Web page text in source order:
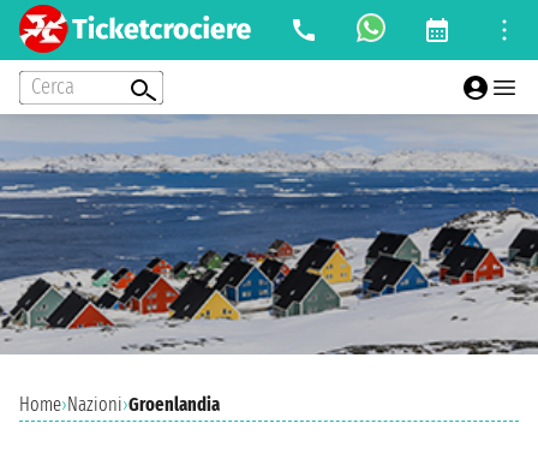
Cerca
Home›Nazioni›Groenlandia